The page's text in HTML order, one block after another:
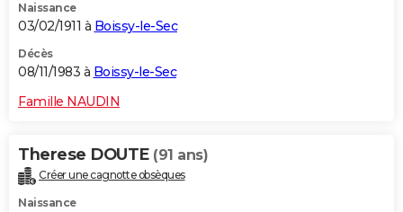
Naissance
03/02/1911 à Boissy-le-Sec
Décès
08/11/1983 à Boissy-le-Sec
Famille NAUDIN
Therese DOUTE (91 ans)
Créer une cagnotte obsèques
Naissance